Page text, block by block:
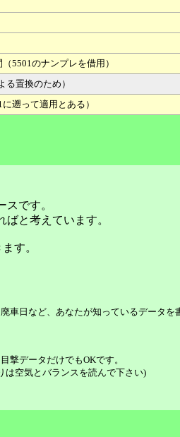
5501のナンプレを借用）
置換のため）
遡って適用とある）
です。
と考えています。
す。
車日など、あなたが知っているデータを
撃データだけでもOKです。
空気とバランスを読んで下さい)